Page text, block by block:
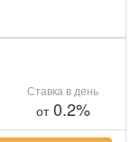
Ставка в день
от0.2%